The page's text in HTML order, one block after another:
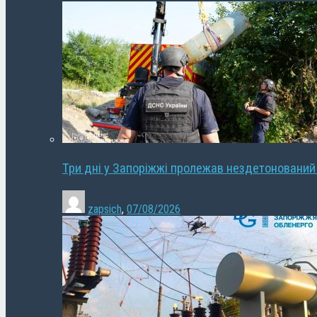
Три дні у Запоріжжі пролежав
zapsich, 07/08/2026